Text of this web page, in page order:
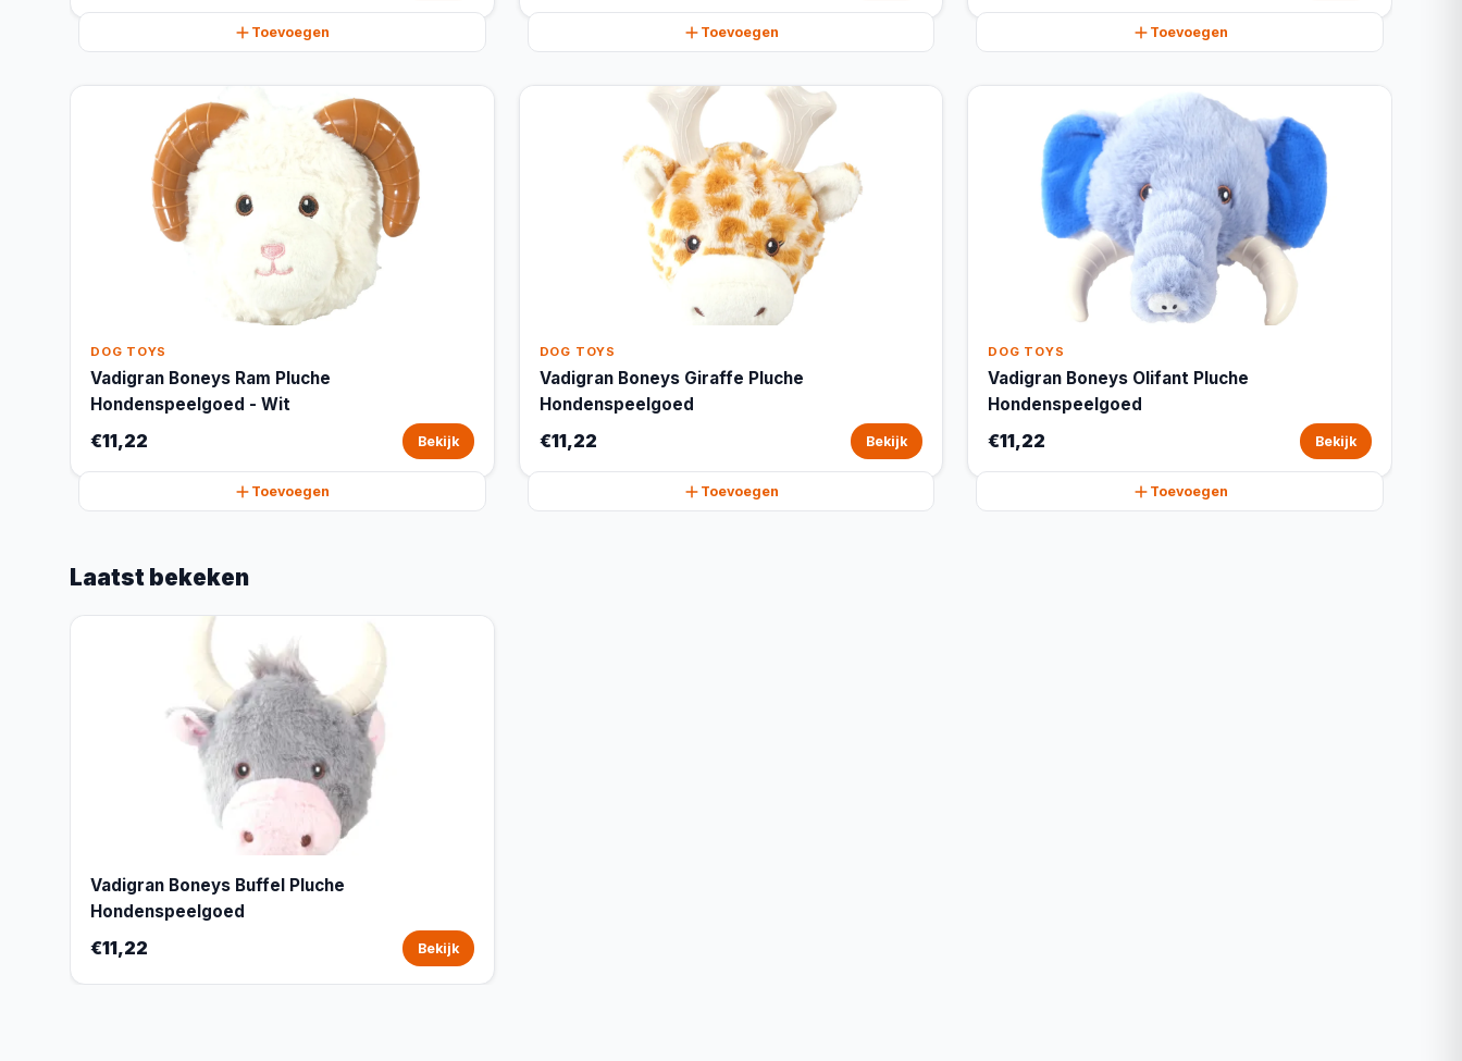
Toevoegen Toevoegen Toevoegen
DOG TOYS
Vadigran Boneys Ram Pluche
Hondenspeelgoed - Wit
€11,22 Bekijk
Toevoegen
DOG TOYS
Vadigran Boneys Giraffe Pluche
Hondenspeelgoed
€11,22 Bekijk
Toevoegen
DOG TOYS
Vadigran Boneys Olifant Pluche
Hondenspeelgoed
€11,22 Bekijk
Toevoegen
Laatst bekeken
Vadigran Boneys Buffel Pluche
Hondenspeelgoed
€11,22 Bekijk